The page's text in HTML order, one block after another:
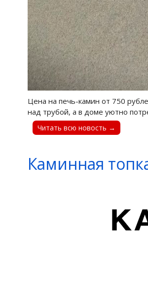
Цена на печь-камин от 750
над трубой, а в доме уютно
Читать всю новость →
Каминная